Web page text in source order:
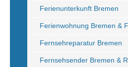
Ferienunterkunft Bremen
Ferienwohnung Bremen &
Fernsehreparatur Bremen
Fernsehsender Bremen &